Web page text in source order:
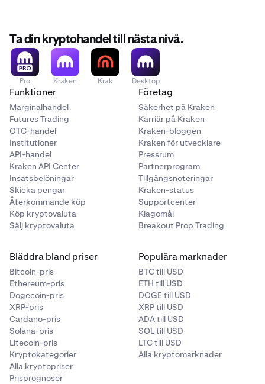
Ta din kryptohandel till nästa nivå.
Pro Kraken Krak Desktop
Funktioner
Marginalhandel
Futures Trading
OTC-handel
Institutioner
API-handel
Kraken API Center
Insatsbelöningar
Skicka pengar
Återkommande köp
Köp kryptovaluta
Sälj kryptovaluta
Företag
Säkerhet på Kraken
Karriär på Kraken
Kraken-bloggen
Kraken för utvecklare
Pressrum
Partnerprogram
Tillgångsnoteringar
Kraken-status
Supportcenter
Klagomål
Breakout Prop Trading
Bläddra bland priser
Bitcoin-pris
Ethereum-pris
Dogecoin-pris
XRP-pris
Cardano-pris
Solana-pris
Litecoin-pris
Kryptokategorier
Alla kryptopriser
Prisprognoser
Populära marknader
BTC till USD
ETH till USD
DOGE till USD
XRP till USD
ADA till USD
SOL till USD
LTC till USD
Alla kryptomarknader